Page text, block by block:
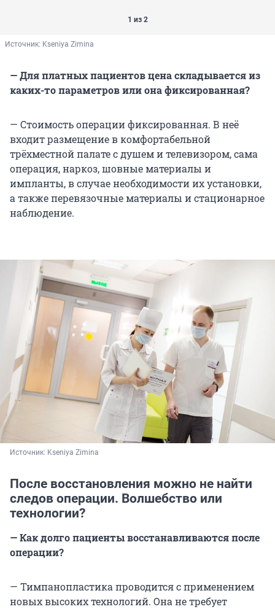
1 из 2
Источник: Kseniya Zimina
— Для платных пациентов цена складывается из
каких-то параметров или она фиксированная?
— Стоимость операции фиксированная. В неё
входит размещение в комфортабельной
трёхместной палате с душем и телевизором, сама
операция, наркоз, шовные материалы и
импланты, в случае необходимости их установки,
а также перевязочные материалы и стационарное
наблюдение.
Источник: Kseniya Zimina
После восстановления можно не найти
следов операции. Волшебство или
технологии?
— Как долго пациенты восстанавливаются после
операции?
— Тимпанопластика проводится с применением
новых высоких технологий. Она не требует